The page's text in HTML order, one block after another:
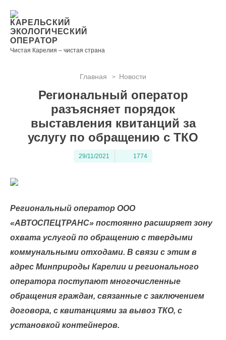
КАРЕЛЬСКИЙ
ЭКОЛОГИЧЕСКИЙ
ОПЕРАТОР
Чистая Карелия – чистая страна
о невывозе
ТКО
и ответы
операторы
Контакты
диспетчера
контролю
8
14
По
вопросам
заключения
договоров
и
оплаты
Главная > Новости
Региональный оператор
разъясняет порядок
выставления квитанций за
услугу по обращению с ТКО
29/11/2021 1774
Региональный оператор ООО
«АВТОСПЕЦТРАНС» постоянно расширяет зону
охвата услугой по обращению с твердыми
коммунальными отходами. В связи с этим в
адрес Минприроды Карелии и регионального
оператора поступают многочисленные
обращения граждан, связанные с заключением
договора, с квитанциями за вывоз ТКО, с
установкой контейнеров.